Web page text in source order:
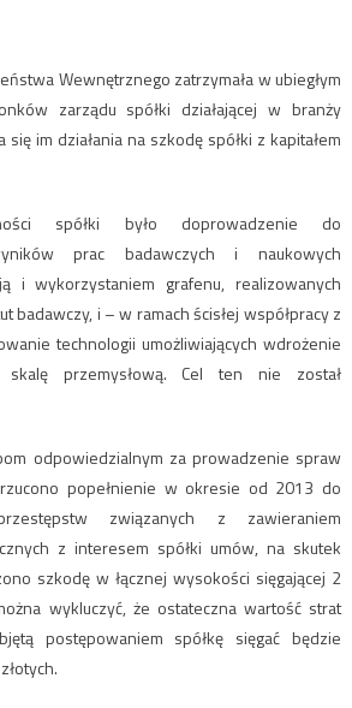
Wewnętrznego zatrzymała w ubiegłym
zarządu spółki działającej w branży
im działania na szkodę spółki z kapitałem
spółki było doprowadzenie do
prac badawczych i naukowych
i wykorzystaniem grafenu, realizowanych
badawczy, i – w ramach ścisłej współpracy z
technologii umożliwiających wdrożenie
przemysłową. Cel ten nie został
odpowiedzialnym za prowadzenie spraw
popełnienie w okresie od 2013 do
związanych z zawieraniem
z interesem spółki umów, na skutek
szkodę w łącznej wysokości sięgającej 2
wykluczyć, że ostateczna wartość strat
postępowaniem spółkę sięgać będzie